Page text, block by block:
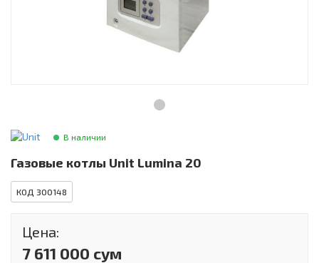
В наличии
Газовые котлы Unit Lumina 20
КОД 300148
Цена:
7 611 000 сум